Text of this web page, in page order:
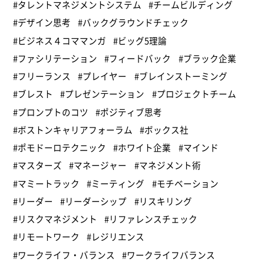
#タレントマネジメントシステム
#チームビルディング
#デザイン思考
#バックグラウンドチェック
#ビジネス４コママンガ
#ビッグ5理論
#ファシリテーション
#フィードバック
#ブラック企業
#フリーランス
#プレイヤー
#ブレインストーミング
#ブレスト
#プレゼンテーション
#プロジェクトチーム
#プロンプトのコツ
#ポジティブ思考
#ボストンキャリアフォーラム
#ボックス社
#ポモドーロテクニック
#ホワイト企業
#マインド
#マスターズ
#マネージャー
#マネジメント術
#マミートラック
#ミーティング
#モチベーション
#リーダー
#リーダーシップ #リスキリング
#リスクマネジメント
#リファレンスチェック
#リモートワーク
#レジリエンス
#ワークライフ・バランス
#ワークライフバランス